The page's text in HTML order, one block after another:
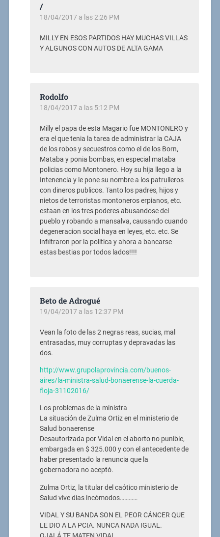
/
18/04/2017 a las 2:26 PM
MILLY EN ESOS PARTIDOS HAY MUCHAS VILLAS
Y ALGUNOS CON AUTOS DE ALTA GAMA
Rodolfo
18/04/2017 a las 5:12 PM
Milly el papa de esta Magario fue MONTONERO y
era el que tenia la tarea de administrar la CAJA
de los robos y secuestros como el de los Born,
Mataba y ponia bombas, en especial mataba
policias como Montonero. Hoy su hija llego a la
Intenencia y le pone su nombre a los patrulleros
con dineros publicos. Tanto los padres, hijos y
nietos de terroristas montoneros erpianos, etc.
estaan en los tres poderes abusandose del
pueblo y robando a mansalva, causando cuando
degeneracion social haya en leyes, etc. etc. Se
infiltraron por la politica y ahora a bancarse
estas bestias por todos lados!!!!
Beto de Adrogué
19/04/2017 a las 12:37 PM
Vean la foto de las 2 negras reas, sucias, mal
entrasadas, muy corruptas y depravadas las
dos.
http://www.grupolaprovincia.com/buenos-
aires/la-ministra-salud-bonaerense-la-cuerda-
floja-31102016/
Los problemas de la ministra
La situación de Zulma Ortiz en el ministerio de
Salud bonaerense
Desautorizada por Vidal en el aborto no punible,
embargada en $ 325.000 y con el antecedente de
haber presentado la renuncia que la
gobernadora no aceptó.
Zulma Ortiz, la titular del caótico ministerio de
Salud vive días incómodos…………
VIDAL Y SU BANDA SON EL PEOR CÁNCER QUE
LE DIO A LA PCIA. NUNCA NADA IGUAL.